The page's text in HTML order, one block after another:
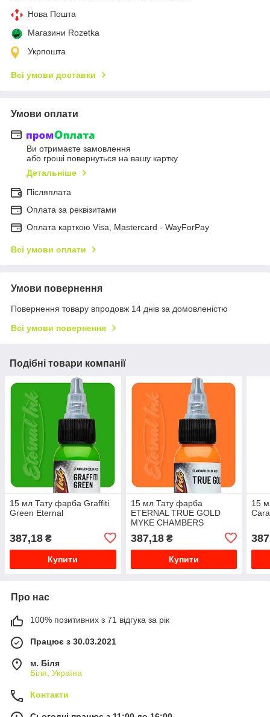
Нова Пошта
Магазини Rozetka
Укрпошта
Всі умови доставки
Умови оплати
Ви отримаєте замовлення
або гроші повернуться на вашу картку
Детальніше
Післяплата
Оплата за реквізитами
Оплата карткою Visa, Mastercard - WayForPay
Всі умови оплати
Умови повернення
Повернення товару впродовж 14 днів за домовленістю
Всі умови повернення
Подібні товари компанії
15 мл Тату фарба Graffiti
Green Eternal
387,18 ₴
Купити
15 мл Тату фарба
ETERNAL TRUE GOLD
MYKE CHAMBERS
387,18₴
Купити
15
Про нас
100% позитивних з 71 відгука за рік
Працює з 30.03.2021
м. Біля
Біля, Україна
Контакти